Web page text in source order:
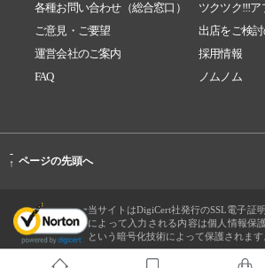
各種お問い合わせ（総合窓口）
ツクツク!!!ア
ご意見・ご要望
出店をご検
運営会社のご案内
採用情報
FAQ
ノムノム
-
↑ ページの先頭へ
当サイトはDigiCert社発行のSSL電子証
によって入力される内容は個人情報保
という暗号化技術によって保護されます